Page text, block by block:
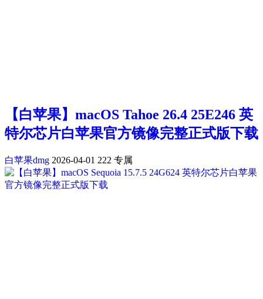
【白苹果】macOS Tahoe 26.4 25E246 英
特尔芯片白苹果官方镜像完整正式版下载
白苹果dmg 2026-04-01 222 专属